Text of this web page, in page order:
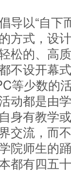
导以“自下
方式，设
松的、高
不设开幕
等少数的
动都是由
身有教学
交流，而
院师生的
都有四五